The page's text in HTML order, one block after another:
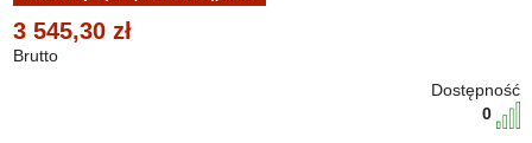
3 545,30 zł
Brutto
Dostępność
0